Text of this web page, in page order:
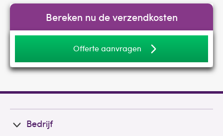
Bereken nu de verzendkosten
Offerte aanvragen
Bedrijf